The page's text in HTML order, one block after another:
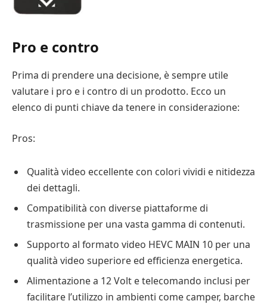
Pro e contro
Prima di prendere una decisione, è sempre utile
valutare i pro e i contro di un prodotto. Ecco un
elenco di punti chiave da tenere in considerazione:
Pros:
Qualità video eccellente con colori vividi e nitidezza
dei dettagli.
Compatibilità con diverse piattaforme di
trasmissione per una vasta gamma di contenuti.
Supporto al formato video HEVC MAIN 10 per una
qualità video superiore ed efficienza energetica.
Alimentazione a 12 Volt e telecomando inclusi per
facilitare l’utilizzo in ambienti come camper, barche